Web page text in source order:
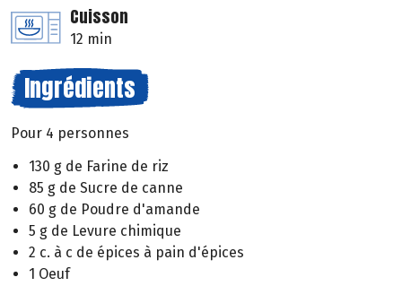
Cuisson
12 min
Ingrédients
Pour 4 personnes
130 g de Farine de riz
85 g de Sucre de canne
60 g de Poudre d'amande
5 g de Levure chimique
2 c. à c de épices à pain d'épices
1 Oeuf